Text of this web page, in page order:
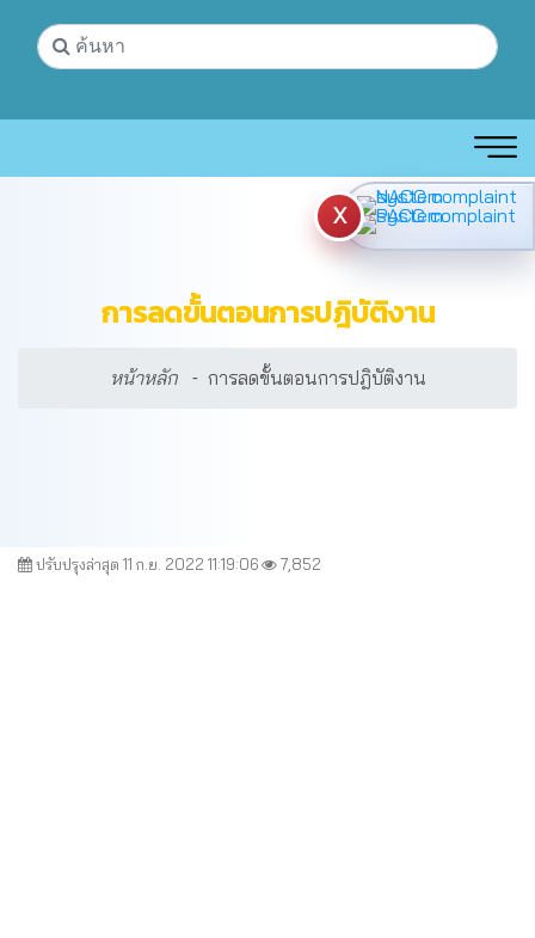
X
การลดขั้นตอนการปฎิบัติงาน
หน้าหลัก การลดขั้นตอนการปฎิบัติงาน
ปรับปรุงล่าสุด 11 ก.ย. 2022 11:19:06 7,852